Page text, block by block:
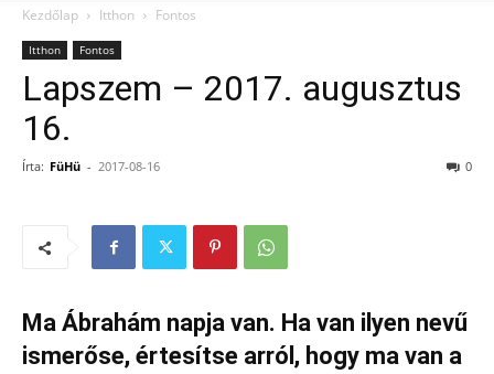
Kezdőlap Itthon Fontos
Itthon Fontos
Lapszem – 2017. augusztus
16.
Írta: FüHü - 2017-08-16 0
Ma Ábrahám napja van. Ha van ilyen nevű
ismerőse, értesítse arról, hogy ma van a